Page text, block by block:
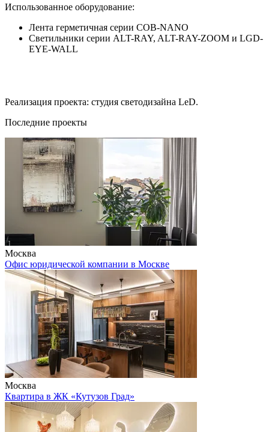
Использованное оборудование:
Лента герметичная серии COB-NANO
Светильники серии ALT-RAY, ALT-RAY-ZOOM и LGD-
EYE-WALL
Реализация проекта: студия светодизайна LеD.
Последние проекты
Москва
Офис юридической компании в Москве
Москва
Квартира в ЖК «Кутузов Град»